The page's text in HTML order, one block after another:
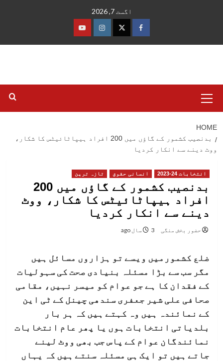
اگست 7, 2026
فیس
ٹوئٹرانسٹاگرام
یوٹیوب
Menu
HOME
بدنصیب کشمور کے گاؤں میں 200 افراد ہیپاٹائیٹس کا شکار،
ووٹ دینے سے انکار کردیا
انتخابات 24-2023 انسانی حقوق تازہ ترین
بدنصیب کشمور کے گاؤں میں 200
افراد ہیپاٹائیٹس کا شکار، ووٹ
دینے سے انکار کردیا
حضور بخش منگی 3 سال ago
ضلع کشمورمیں ویسے تو ہزاروں مسائل ہیں
مگر سب سے بڑا مسئلہ بنیادی صحت کی سہولیات
کے فقدان کا ہے جو عوام کو میسر نہیں، مقامی
صحافی علی شیر جعفری سندھی چینل کے ٹی این
کے نمائندہ ہیں وہ کہتے ہیں کہ ہر بار
بلدیاتی انتخابات ہوں یا پھر عام انتخابات
نمائندگان عوام کے پاس جب بھی ووٹ لینے
جاتے ہیں تو ایک ہی مسئلہ سنتے ہیں کہ یہاں